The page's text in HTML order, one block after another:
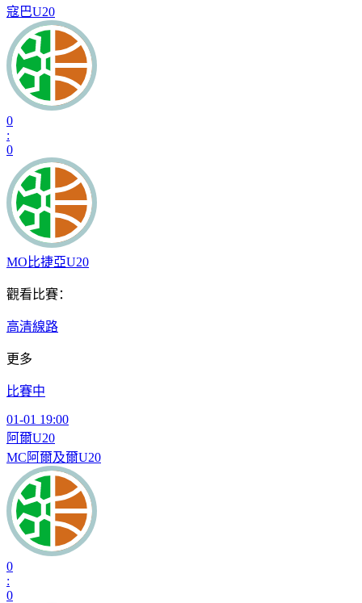
寇巴U20
0
:
0
MO比捷亞U20
觀看比賽：
高清線路
更多
比賽中
01-01 19:00
阿爾U20
MC阿爾及爾U20
0
:
0